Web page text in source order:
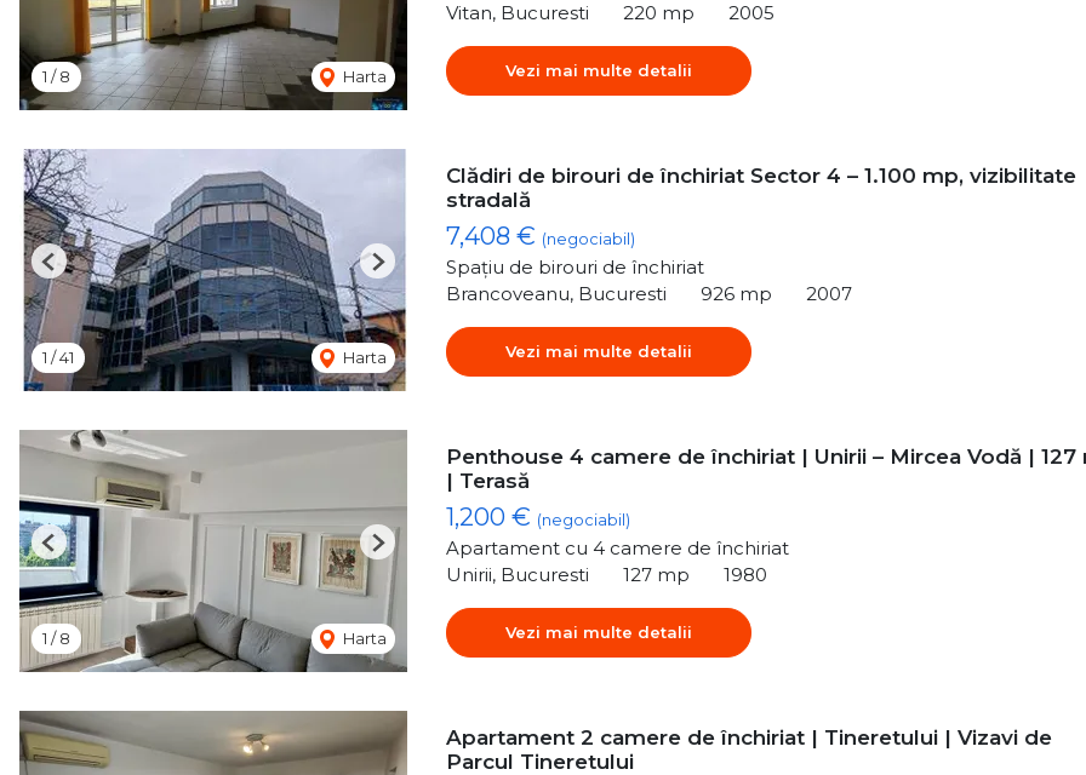
1 /8 Harta
Vitan, Bucuresti
220 mp 2005
Vezi mai multe detalii
1 /41 Harta
Previous Next
Clădiri de birouri de închiriat Sector 4 – 1.100 mp, vizibilitate
stradală
7,408 € (negociabil)
Spațiu de birouri de închiriat
Brancoveanu, Bucuresti
926 mp 2007
Vezi mai multe detalii
1 /8 Harta
Previous Next
Penthouse 4 camere de închiriat | Unirii – Mircea Vodă | 127
| Terasă
1,200 € (negociabil)
Apartament cu 4 camere de închiriat
Unirii, Bucuresti
127 mp 1980
Vezi mai multe detalii
Apartament 2 camere de închiriat | Tineretului | Vizavi de
Parcul Tineretului